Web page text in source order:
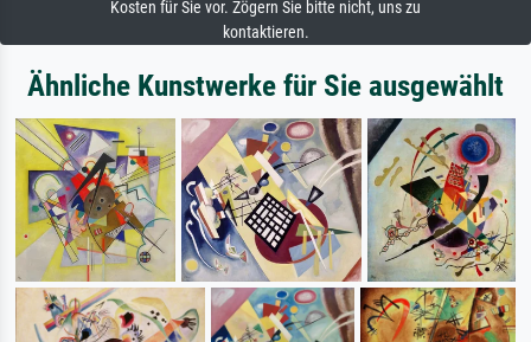
Kosten für Sie vor. Zögern Sie bitte nicht, uns zu
kontaktieren.
Ähnliche Kunstwerke für Sie ausgewählt